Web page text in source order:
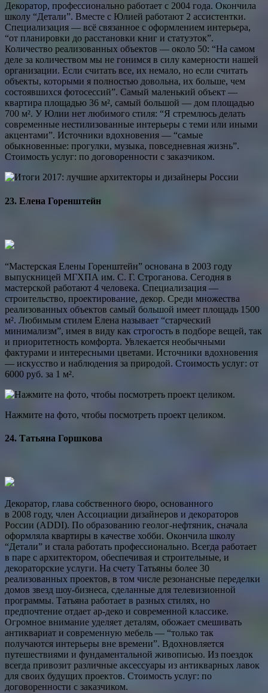
Декоратор, профессионально работает с 2004 года. Окончила
школу “Детали”. Вместе с Юлией работают 2 ассистентки.
Специализация — всё связанное с оформлением интерьера,
“от планировки до расстановки книг и статуэток”.
Количество реализованных объектов — около 50: “На самом
деле за количеством мы не гонимся в силу камерности нашей
организации. Если считать все, их немало, но если считать
объекты, которыми я полностью довольна, их больше, чем
состоявшихся фотосессий”. Самый маленький объект —
квартира площадью 36 м², самый большой — дом площадью
700 м². У Юлии нет любимого стиля: “Я стремлюсь делать
современные нестилизованные интерьеры с теми или иными
акцентами”. Источники вдохновения — “самые
обыкновенные: про­гулки, музыка, повседневная жизнь”.
Стоимость услуг: по договоренности с заказчиком.
23. Елена Горенштейн
“Мастерская Елены Горенштейн” основана в 2003 году
выпускницей МГХПА им. С. Г. Строганова. Сегодня в
мастерской работают 4 человека. Специализация —
строительство, проектирование, декор. Среди множества
реализованных объектов самый большой имеет площадь 1500
м². Любимым стилем Елена называет “старческий
минимализм”, имея в виду как строгость в подборе вещей, так
и приоритетность комфорта. Увлекается необычными
фактурами и интересными цветами. Источники вдохновения
— искусство и наблюдения за ­природой. Стоимость услуг: от
6000 руб. за 1 м².
Нажмите на фото, чтобы посмотреть проект целиком.
24. Татьяна Горшкова
Декоратор, глава собственного бюро, основанного
в 2008 году, член Ассоциации дизайнеров и декораторов
России (ADDI). По образованию геолог-нефтяник, сначала
оформляла квартиры в качестве хобби. Окончила школу
“Детали” и стала работать профессионально. Всегда работает
в паре с архитектором, обеспечивая и строительные, и
декораторские услуги. На счету Татьяны более 30
реализованных проектов, в том числе резонансные переделки
домов звезд шоу-бизнеса, сделанные для телевизионной
программы. Татьяна работает в разных стилях, но
предпочтение отдает ар-деко и современной классике.
Огромное внимание уделяет деталям, обожает смешивать
антиквариат и современную мебель — “только так
получаются интерьеры вне времени”. Вдохновляется
путешествиями и фундаментальной живописью. Из поездок
всегда привозит различные аксессуары из антикварных лавок
для своих будущих проектов. Стоимость услуг: по
договоренности с заказчиком.